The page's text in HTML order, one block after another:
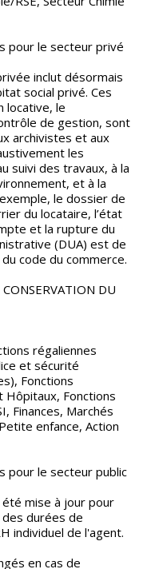
pour le secteur privé
inclut désormais
social privé. Ces
locative, le
de gestion, sont
archivistes et aux
les
suivi des travaux, à la
et à la
le dossier de
du locataire, l’état
et la rupture du
(DUA) est de
code du commerce.
CONSERVATION DU
régaliennes
et sécurité
Fonctions
Hôpitaux, Fonctions
Finances, Marchés
enfance, Action
pour le secteur public
été mise à jour pour
durées de
individuel de l'agent.
en cas de